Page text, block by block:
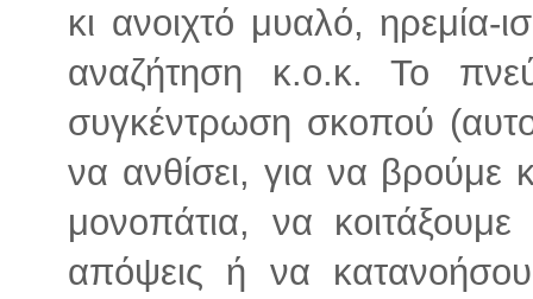
κι ανοιχτό μυαλό, ηρεμία-
αναζήτηση κ.ο.κ. Το
συγκέντρωση σκοπού
να ανθίσει, για να βρούμε
μονοπάτια, να
απόψεις ή να